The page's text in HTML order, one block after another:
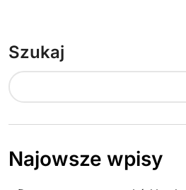
Szukaj
Najowsze wpisy